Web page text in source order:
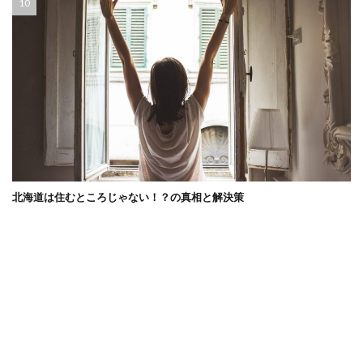
北海道は住むところじゃない！？の真相と解決策